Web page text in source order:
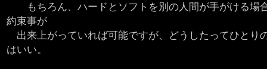
もちろん、ハードとソフトを別の人間が手がける場
約束事が
出来上がっていれば可能ですが、どうしたってひとり
はいい。